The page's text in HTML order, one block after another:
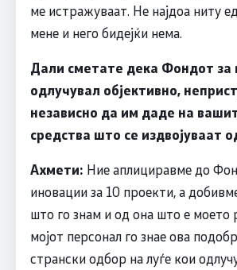
ме истражуваат. Не најдоа ниту
мене и него бидејќи нема.
Дали сметате дека Фондот за
одлучувал објективно,
независно да им даде на
средства што се издвојуваат
Ахмети: Ние аплициравме до
иновации за 10 проекти, а
што го знам и од она што е моето
мојот персонал го знае ова
странски одбор на луѓе кои